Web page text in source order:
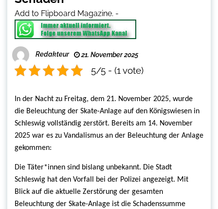
Add to Flipboard Magazine. -
Redakteur 21. November 2025
5/5 - (1 vote)
In der Nacht zu Freitag, dem 21. November 2025, wurde
die Beleuchtung der Skate-Anlage auf den Königswiesen in
Schleswig vollständig zerstört. Bereits am 14. November
2025 war es zu Vandalismus an der Beleuchtung der Anlage
gekommen:
Die Täter*innen sind bislang unbekannt. Die Stadt
Schleswig hat den Vorfall bei der Polizei angezeigt. Mit
Blick auf die aktuelle Zerstörung der gesamten
Beleuchtung der Skate-Anlage ist die Schadenssumme